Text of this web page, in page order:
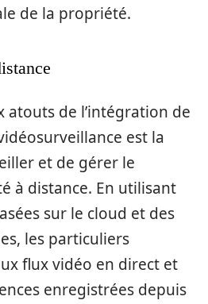
de la propriété.
atouts de l’intégration de
est la
et de gérer le
à distance. En utilisant
sur le cloud et des
les particuliers
flux vidéo en direct et
enregistrées depuis